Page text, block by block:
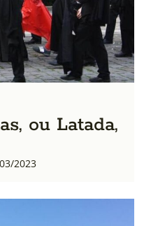
ou Latada,
2023